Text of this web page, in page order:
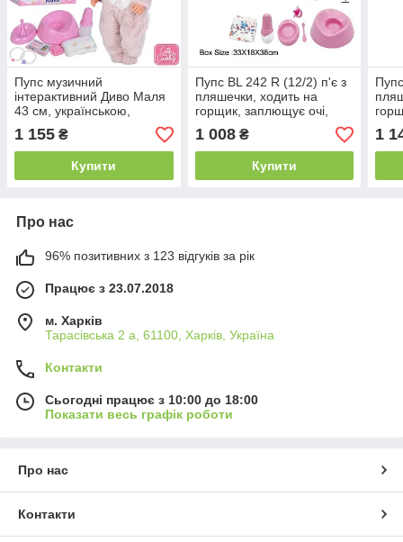
Пупс музичний
інтерактивний Диво Маля
43 см, українською,
сенсорний, п’є, пісяє, з
аксесуарами
1 155 ₴
Купити
Пупс BL 242 R (12/2) п'є з
пляшечки, ходить на
горщик, заплющує очі,
плаче сльозами,
аксесуари, висота 45 см, в
коробці
1 008₴
Купити
1
Про нас
96% позитивних з 123 відгуків за рік
Працює з 23.07.2018
м. Харків
Тарасівська 2 а, 61100, Харків, Україна
Контакти
Сьогодні працює з 10:00 до 18:00
Показати весь графік роботи
Про нас
Контакти